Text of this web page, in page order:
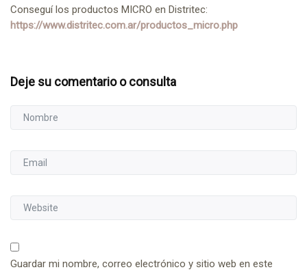
Conseguí los productos MICRO en Distritec:
https://www.distritec.com.ar/productos_micro.php
Deje su comentario o consulta
Guardar mi nombre, correo electrónico y sitio web en este